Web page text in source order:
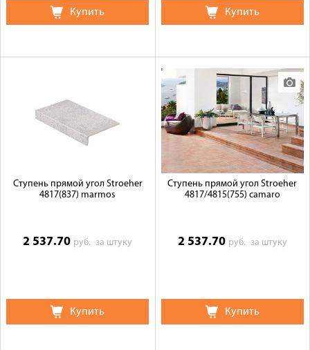
Купить Купить
Ступень прямой угол Stroeher
4817(837) marmos
2 537.70 руб.за штуку
Купить
Ступень прямой угол Stroeher
4817/4815(755) camaro
2 537.70 руб. за штуку
Купить